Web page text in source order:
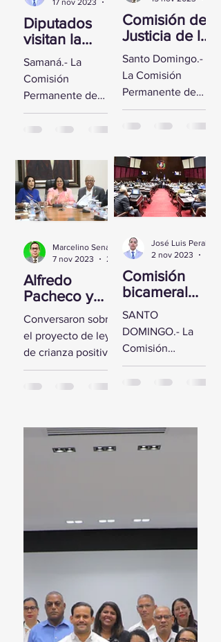
Diputados
visitan la
Fortaleza de
Santa
Bárbara de
Samaná
Samaná.- La
Comisión
Permanente de
Derechos
Humanos de la
Diputados visitó la
Fortaleza de Santa
Bárbara de
Samaná, a fin de...
Comisión de
Justicia de la
CD se reúne
con Yeni
Berenice
Reynoso
Santo Domingo.-
La Comisión
Permanente de
Justicia de la
Cámara de
un encuentro con
la Directora de
Persecución del...
Alfredo
Pacheco y
comisión de
diputados
reciben a la
Primera
Dama
Conversaron sobre
el proyecto de ley
de crianza positiva
SANTO
DOMINGO.- El
Diputados, Alfredo
Pacheco, junto...
Marcelino Sena
7 nov 2023
Comisión
bicameral
inicia hoy el
estudio del
Presupuesto
General del
Estado 2024
SANTO
DOMINGO.- La
Comisión
Bicameral Especial
iniciará hoy los
proyecto de ley
del Presupuesto
José Luis Peralta
2 nov 2023